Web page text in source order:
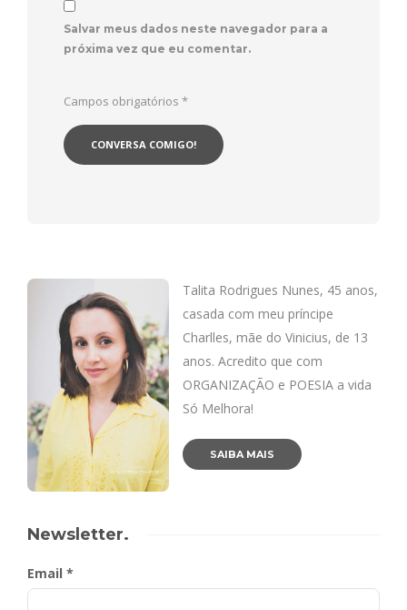
Salvar meus dados neste navegador para a
próxima vez que eu comentar.
Campos obrigatórios *
Talita Rodrigues Nunes, 45 anos,
casada com meu príncipe
Charlles, mãe do Vinicius, de 13
anos. Acredito que com
ORGANIZAÇÃO e POESIA a vida
Só Melhora!
SAIBA MAIS
Newsletter.
Email *